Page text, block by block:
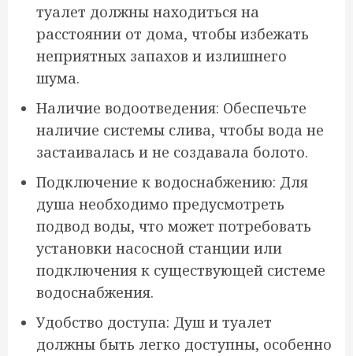
туалет должны находиться на
расстоянии от дома, чтобы избежать
неприятных запахов и излишнего
шума.
Наличие водоотведения: Обеспечьте
наличие системы слива, чтобы вода не
застаивалась и не создавала болото.
Подключение к водоснабжению: Для
душа необходимо предусмотреть
подвод воды, что может потребовать
установки насосной станции или
подключения к существующей системе
водоснабжения.
Удобство доступа: Душ и туалет
должны быть легко доступны, особенно